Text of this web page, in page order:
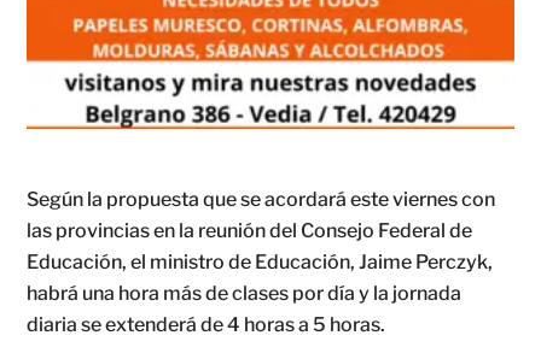
Según la propuesta que se acordará este viernes con
las provincias en la reunión del Consejo Federal de
Educación, el ministro de Educación, Jaime Perczyk,
habrá una hora más de clases por día y la jornada
diaria se extenderá de 4 horas a 5 horas.